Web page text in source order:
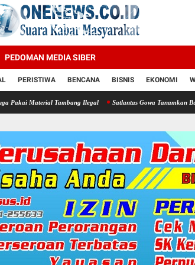
PEDOMAN MEDIA SIBER
PERISTIWA BENCANA BISNIS EKONOMI
Tambang Ilegal Satlantas Gowa Tanamkan Budaya Taat Lalu